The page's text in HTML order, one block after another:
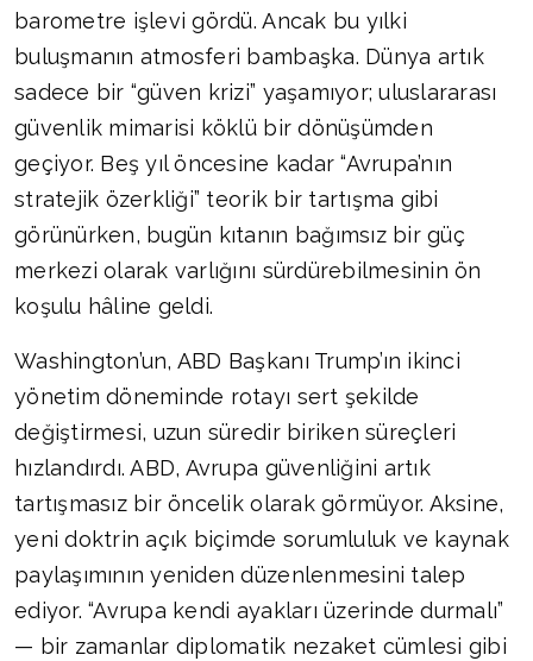
barometre işlevi gördü. Ancak bu yılki
buluşmanın atmosferi bambaşka. Dünya artık
sadece bir “güven krizi” yaşamıyor; uluslararası
güvenlik mimarisi köklü bir dönüşümden
geçiyor. Beş yıl öncesine kadar “Avrupa’nın
stratejik özerkliği” teorik bir tartışma gibi
görünürken, bugün kıtanın bağımsız bir güç
merkezi olarak varlığını sürdürebilmesinin ön
koşulu hâline geldi.
Washington’un, ABD Başkanı Trump’ın ikinci
yönetim döneminde rotayı sert şekilde
değiştirmesi, uzun süredir biriken süreçleri
hızlandırdı. ABD, Avrupa güvenliğini artık
tartışmasız bir öncelik olarak görmüyor. Aksine,
yeni doktrin açık biçimde sorumluluk ve kaynak
paylaşımının yeniden düzenlenmesini talep
ediyor. “Avrupa kendi ayakları üzerinde durmalı”
— bir zamanlar diplomatik nezaket cümlesi gibi